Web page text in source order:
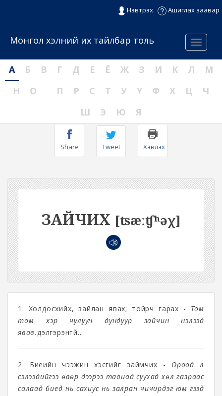
Нэвтрэх Ашиглах заавар
Menu
Монгол хэлний их тайлбар толь
А Б В Г Д Е Ё Ж З И К Л
М
Н
О П Р С Т У Ү Ф Х Ц
Ч
Ш
Э Ю Я
Share Tweet Хэвлэх
ЗАЙЧИХ [ʦæːʧʰəχ]
1. Холдосхийх, зайлан явах; тойрч гарах - Том
том үхэр чулуун дундуур зайчин нэлээд
явав.дэлгэрэнгүй...
2. Биеийн чээжин хэсгийг займчих - Ороод л
сэлээдийгээ өвөр дээрээ тавиад суухад хөл газраас
салаад биед нь сахиус нь залран чичирдэг юм гээд